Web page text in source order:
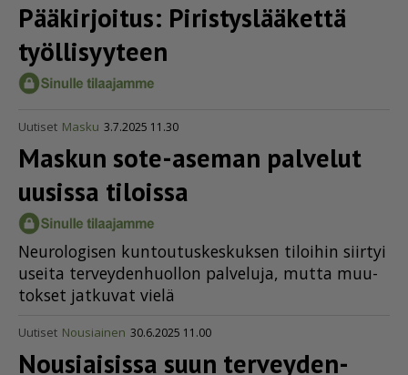
Pääkirjoitus: Piris­tys­lää­kettä
työllisyyteen
Uutiset Masku 3.7.2025 11.30
Maskun sote-aseman palvelut
uusissa tiloissa
Neu­ro­lo­gi­sen kun­tou­tus­kes­kuk­sen ti­loi­hin siir­tyi
usei­ta ter­vey­den­huol­lon pal­ve­lu­ja, mut­ta muu­
tok­set jat­ku­vat vie­lä
Uutiset Nousiainen 30.6.2025 11.00
Nousiaisissa suun tervey­den­